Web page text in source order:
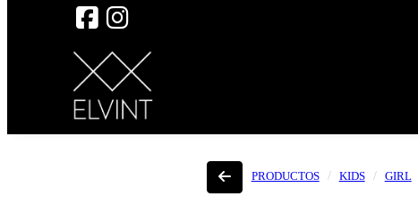
PRODUCTOS KIDS GIRL